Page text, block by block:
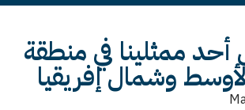
ممثلينا في منطقة
وشمال إفريقيا